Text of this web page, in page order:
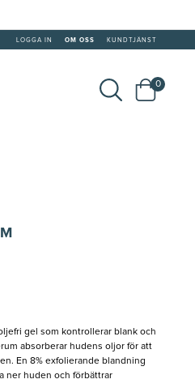
LOGGA IN OM OSS KUNDTJÄNST
0
gel som kontrollerar blank och
absorberar hudens oljor för att
En 8% exfolierande blandning
ner huden och förbättrar